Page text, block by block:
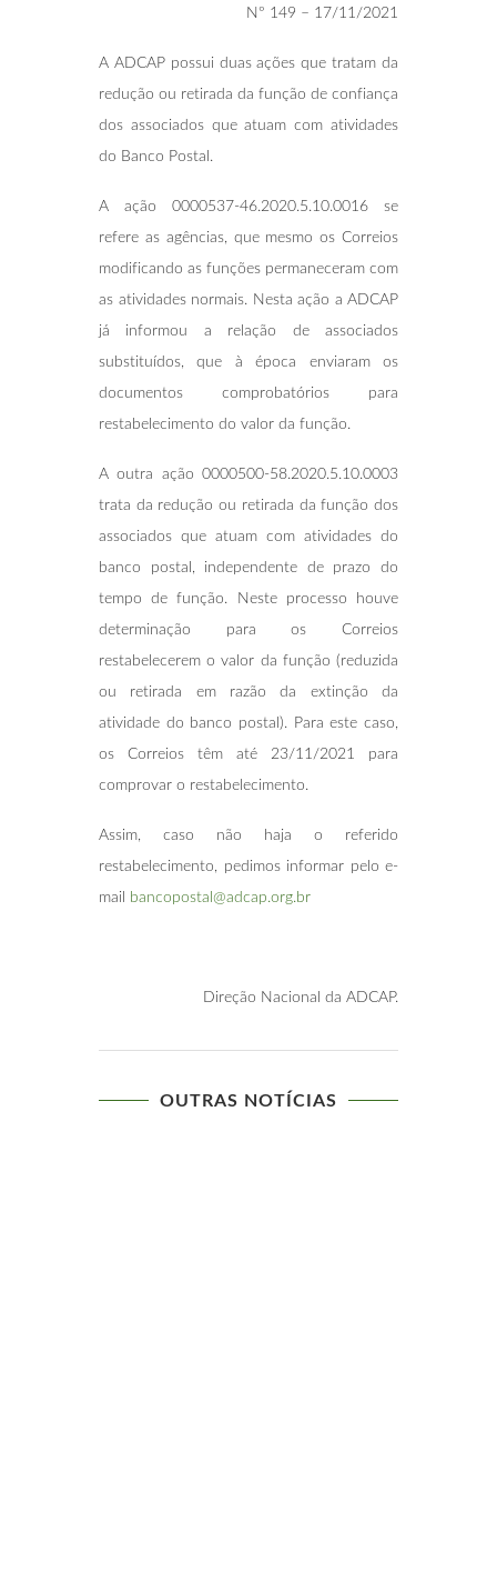
Nº 149 – 17/11/2021
A ADCAP possui duas ações que tratam da
redução ou retirada da função de confiança
dos associados que atuam com atividades
do Banco Postal.
A ação 0000537-46.2020.5.10.0016 se
refere as agências, que mesmo os Correios
modificando as funções permaneceram com
as atividades normais. Nesta ação a ADCAP
já informou a relação de associados
substituídos, que à época enviaram os
documentos comprobatórios para
restabelecimento do valor da função.
A outra ação 0000500-58.2020.5.10.0003
trata da redução ou retirada da função dos
associados que atuam com atividades do
banco postal, independente de prazo do
tempo de função. Neste processo houve
determinação para os Correios
restabelecerem o valor da função (reduzida
ou retirada em razão da extinção da
atividade do banco postal). Para este caso,
os Correios têm até 23/11/2021 para
comprovar o restabelecimento.
Assim, caso não haja o referido
restabelecimento, pedimos informar pelo e-
mail
bancopostal@adcap.org.br
Direção Nacional da ADCAP.
OUTRAS NOTÍCIAS